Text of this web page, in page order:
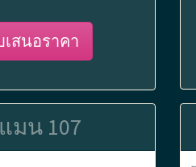
สนอราคา
มน 107